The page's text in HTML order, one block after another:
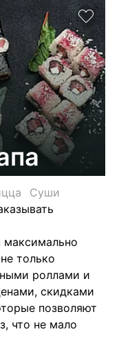
Суши
максимально
только
роллами и
скидками
позволяют
что не мало